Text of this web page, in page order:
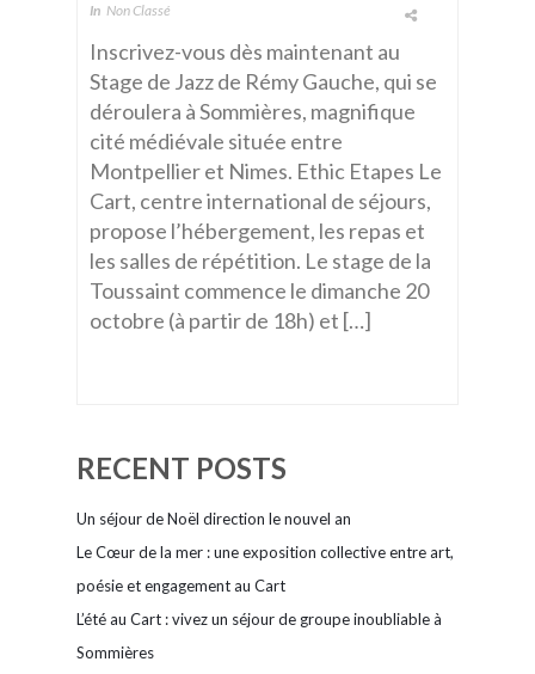
In Non Classé
Inscrivez-vous dès maintenant au
Stage de Jazz de Rémy Gauche, qui se
déroulera à Sommières, magnifique
cité médiévale située entre
Montpellier et Nimes. Ethic Etapes Le
Cart, centre international de séjours,
propose l’hébergement, les repas et
les salles de répétition. Le stage de la
Toussaint commence le dimanche 20
octobre (à partir de 18h) et […]
RECENT POSTS
Un séjour de Noël direction le nouvel an
Le Cœur de la mer : une exposition collective entre art,
poésie et engagement au Cart
L’été au Cart : vivez un séjour de groupe inoubliable à
Sommières